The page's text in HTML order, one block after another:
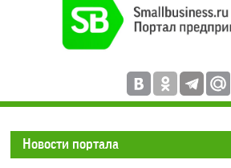
Новости портала